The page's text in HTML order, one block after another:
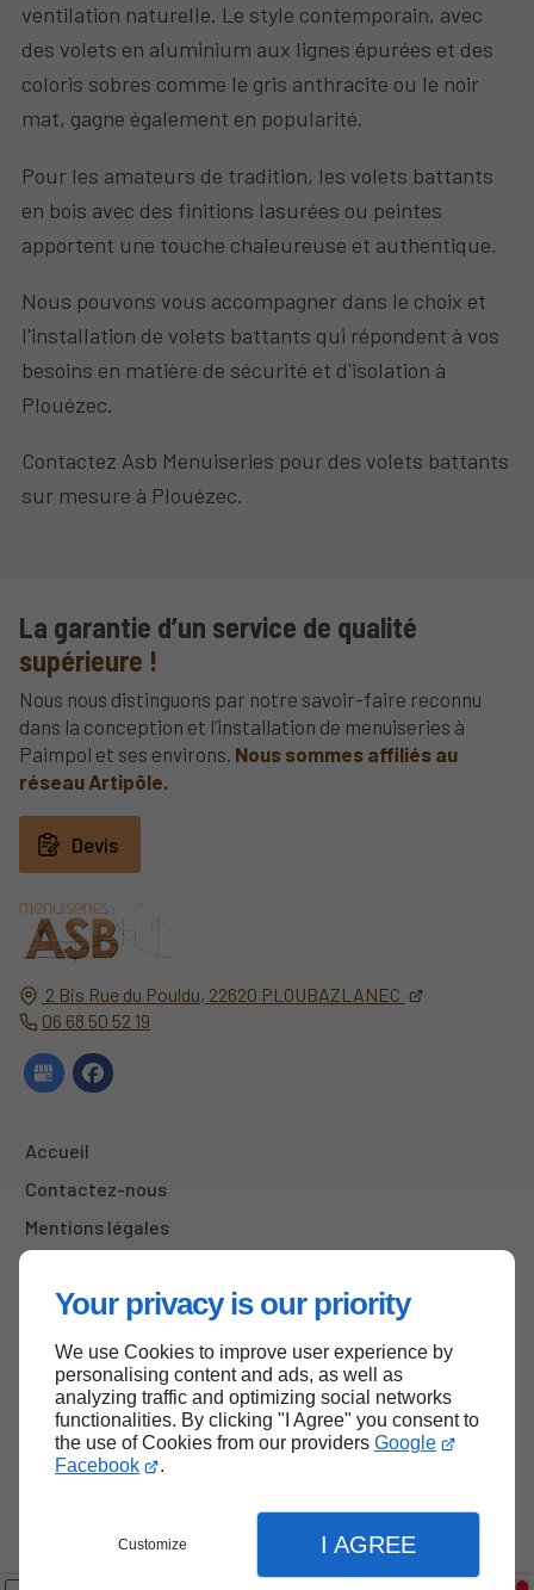
Your privacy is our priority
We use Cookies to improve user experience by
personalising content and ads, as well as
analyzing traffic and optimizing social networks
functionalities. By clicking "I Agree" you consent to
the use of Cookies from our providers Google
Facebook
.
Customize I AGREE
ventilation naturelle. Le style contemporain, avec
des volets en aluminium aux lignes épurées et des
coloris sobres comme le gris anthracite ou le noir
mat, gagne également en popularité.
Pour les amateurs de tradition, les volets battants
en bois avec des finitions lasurées ou peintes
apportent une touche chaleureuse et authentique.
Nous pouvons vous accompagner dans le choix et
l'installation de volets battants qui répondent à vos
besoins en matière de sécurité et d'isolation à
Plouézec.
Contactez Asb Menuiseries pour des volets battants
sur mesure à Plouézec.
2 Bis Rue du Pouldu, 22620 PLOUBAZLANEC
06 68 50 52 19
Accueil
Contactez-nous
Mentions légales
La garantie d’un service de qualité
supérieure !
Nous nous distinguons par notre savoir-faire reconnu
dans la conception et l’installation de menuiseries à
Paimpol et ses environs. Nous sommes affiliés au
réseau Artipôle.
Devis
Haut de page